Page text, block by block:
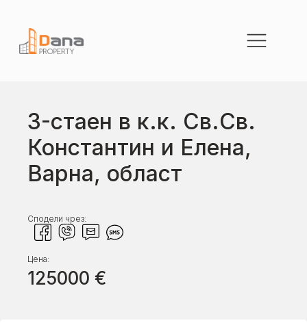
3-стаен в к.к. Св.Св.
Константин и Елена,
Варна, област
Сподели чрез:
Цена:
125000 €